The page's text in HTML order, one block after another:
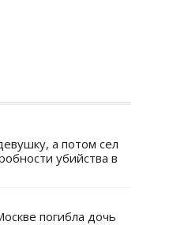
а потом сел
убийства в
погибла дочь